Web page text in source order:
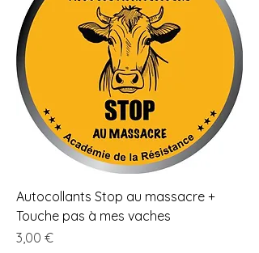
Autocollants Stop au massacre +
Touche pas à mes vaches
Prix
3,00 €